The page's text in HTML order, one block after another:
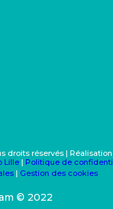
droits réservés | Réalisation
| Politique de
| Gestion des cookies
© 2022